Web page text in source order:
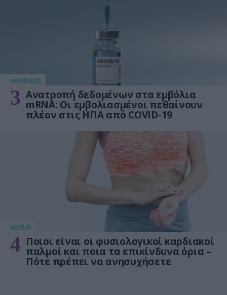
ΦΑΡΜΑΚΑ
3 Ανατροπή δεδομένων στα εμβόλια
mRNA: Οι εμβολιασμένοι πεθαίνουν
πλέον στις ΗΠΑ από COVID-19
KΑΡΔΙΑ
4 Ποιοι είναι οι φυσιολογικοί καρδιακοί
παλμοί και ποια τα επικίνδυνα όρια –
Πότε πρέπει να ανησυχήσετε